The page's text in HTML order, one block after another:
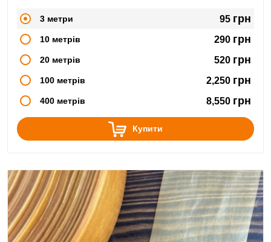
3 метри 95 грн
10 метрів 290 грн
20 метрів 520 грн
100 метрів 2,250 грн
400 метрів 8,550 грн
Купити